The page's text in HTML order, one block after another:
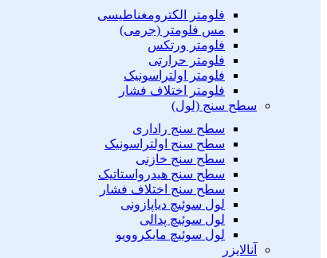
فلومتر الکترومغناطیسی
مس فلومتر (جرمی)
فلومتر ورتکس
فلومتر حرارتی
فلومتر اولتراسونیک
فلومتر اختلاف فشار
سطح سنج (لول)
سطح سنج راداری
سطح سنج اولتراسونیک
سطح سنج خازنی
سطح سنج هیدرواستاتیک
سطح سنج اختلاف فشار
لول سوئیچ دیاپازونی
لول سوئیچ پدالی
لول سوئیچ مایکروویو
آنالایزر